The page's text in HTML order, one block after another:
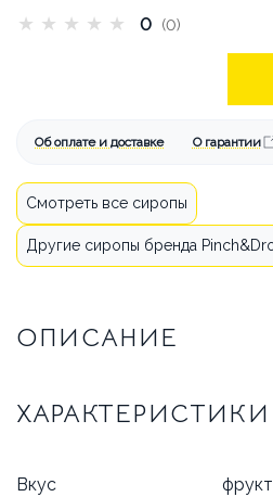
КАК СДЕЛАТЬ
ОТВЕЧАЕМ НА
КОНТАКТЫ
★ ★ ★ ★ ★ 0 (0)
Об оплате и доставке О гарантии
Смотреть все сиропы
Другие сиропы бренда
ОПИСАНИЕ
ХАРАКТЕРИСТИКИ
Вкус